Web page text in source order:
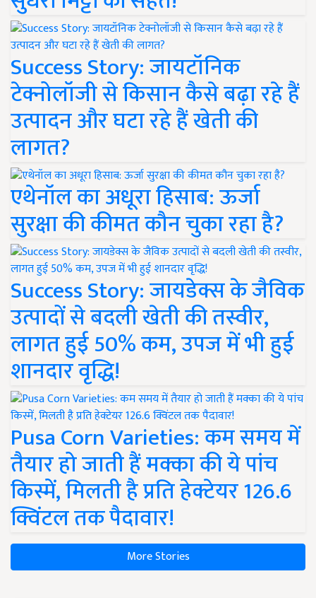
Success Story: जायटॉनिक
टेक्नोलॉजी से किसान कैसे बढ़ा रहे हैं
उत्पादन और घटा रहे हैं खेती की
लागत?
एथेनॉल का अधूरा हिसाब: ऊर्जा
सुरक्षा की कीमत कौन चुका रहा है?
Success Story: जायडेक्स के जैविक
उत्पादों से बदली खेती की तस्वीर,
लागत हुई 50% कम, उपज में भी हुई
शानदार वृद्धि!
Pusa Corn Varieties: कम समय में
तैयार हो जाती हैं मक्का की ये पांच
किस्में, मिलती है प्रति हेक्टेयर 126.6
क्विंटल तक पैदावार!
More Stories